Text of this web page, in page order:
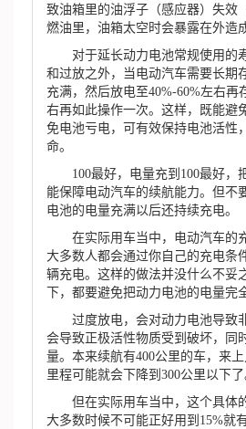
致油箱里的油浮子（感应器）失效
燃油里，油箱太空时会暴露在外造
对于延长动力电池常规使用的
和过放之外，当电动汽车需要长期
充满，然后放电至40%-60%左右再
右再如此操作一次。这样，既能避
免电池亏电，可有效保持电池活性
命。
100最好，电量充到100最好，
能保障电动汽车的续航能力。但不
电池的电量充满以后还持续充电。
在实际用车当中，电动汽车的充
大多数人都会通过你自己的充电条
辆充电。这样的做法并没什么不妥
下，都要避免把动力电池的电量完
过度放电，会对动力电池导致
会导致正极活性物质受到破坏，同
量。本来续航有400公里的车，来
里程可能就会下降到300公里以下了
但在实际用车当中，这个具体的
大多数时候不可能正好用到15%就